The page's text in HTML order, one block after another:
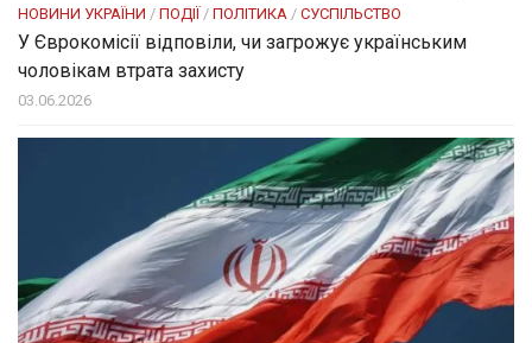
НОВИНИ УКРАЇНИ / ПОДІЇ / ПОЛІТИКА / СУСПІЛЬСТВО
У Єврокомісії відповіли, чи загрожує українським
чоловікам втрата захисту
03.06.2026